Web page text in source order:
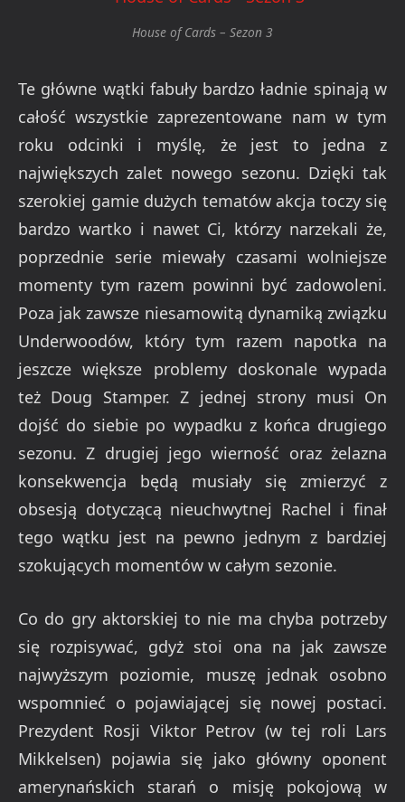
House of Cards – Sezon 3
Te główne wątki fabuły bardzo ładnie spinają w
całość wszystkie zaprezentowane nam w tym
roku odcinki i myślę, że jest to jedna z
największych zalet nowego sezonu. Dzięki tak
szerokiej gamie dużych tematów akcja toczy się
bardzo wartko i nawet Ci, którzy narzekali że,
poprzednie serie miewały czasami wolniejsze
momenty tym razem powinni być zadowoleni.
Poza jak zawsze niesamowitą dynamiką związku
Underwoodów, który tym razem napotka na
jeszcze większe problemy doskonale wypada
też Doug Stamper. Z jednej strony musi On
dojść do siebie po wypadku z końca drugiego
sezonu. Z drugiej jego wierność oraz żelazna
konsekwencja będą musiały się zmierzyć z
obsesją dotyczącą nieuchwytnej Rachel i finał
tego wątku jest na pewno jednym z bardziej
szokujących momentów w całym sezonie.
Co do gry aktorskiej to nie ma chyba potrzeby
się rozpisywać, gdyż stoi ona na jak zawsze
najwyższym poziomie, muszę jednak osobno
wspomnieć o pojawiającej się nowej postaci.
Prezydent Rosji Viktor Petrov (w tej roli Lars
Mikkelsen) pojawia się jako główny oponent
amerynańskich starań o misję pokojową w